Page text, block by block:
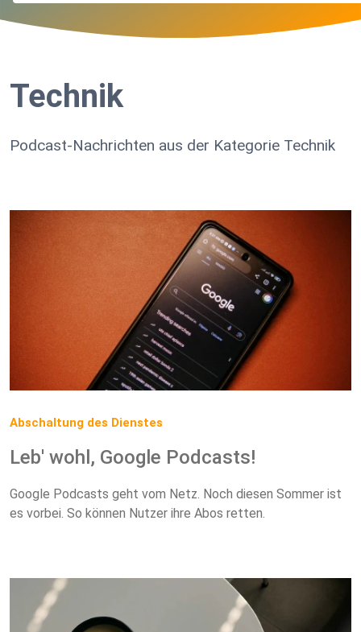
Technik
Podcast-Nachrichten aus der Kategorie Technik
Abschaltung des Dienstes
Leb' wohl, Google Podcasts!
Google Podcasts geht vom Netz. Noch diesen Sommer ist
es vorbei. So können Nutzer ihre Abos retten.